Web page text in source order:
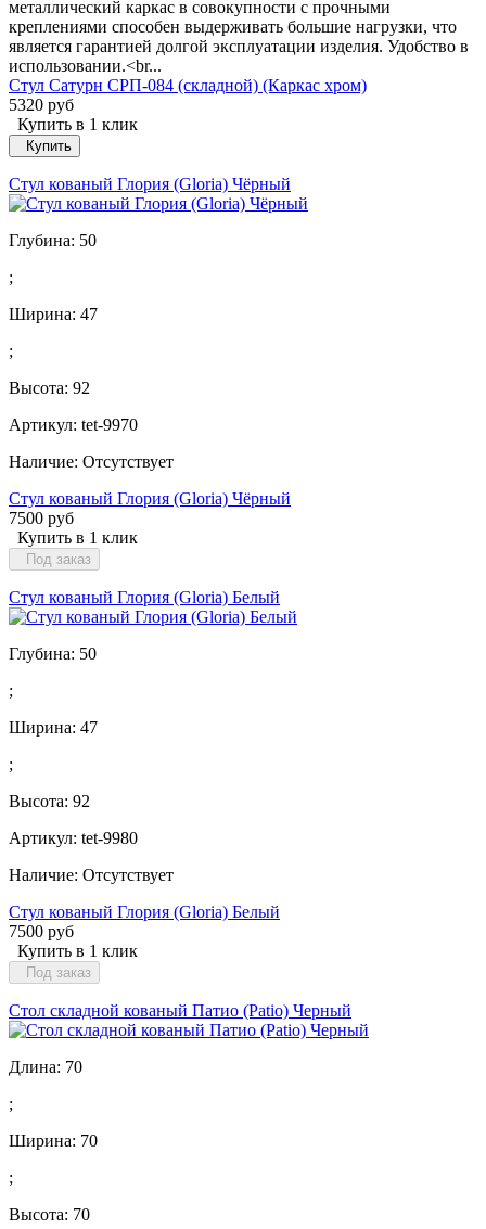
металлический каркас в совокупности с прочными
креплениями способен выдерживать большие нагрузки, что
является гарантией долгой эксплуатации изделия. Удобство в
использовании.<br...
Стул Сатурн СРП-084 (складной) (Каркас хром)
5320 руб
Купить в 1 клик
Купить
Стул кованый Глория (Gloria) Чёрный
Глубина: 50
;
Ширина: 47
;
Высота: 92
Артикул: tet-9970
Наличие: Отсутствует
Стул кованый Глория (Gloria) Чёрный
7500 руб
Купить в 1 клик
Под заказ
Стул кованый Глория (Gloria) Белый
Глубина: 50
;
Ширина: 47
;
Высота: 92
Артикул: tet-9980
Наличие: Отсутствует
Стул кованый Глория (Gloria) Белый
7500 руб
Купить в 1 клик
Под заказ
Стол складной кованый Патио (Patio) Черный
Длина: 70
;
Ширина: 70
;
Высота: 70